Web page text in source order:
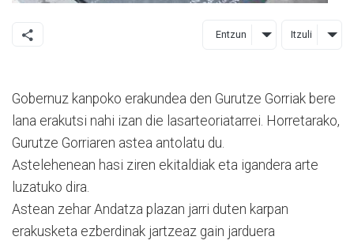
Entzun Itzuli
Gobernuz kanpoko erakundea den Gurutze Gorriak bere
lana erakutsi nahi izan die lasarteoriatarrei. Horretarako,
Gurutze Gorriaren astea antolatu du.
Astelehenean hasi ziren ekitaldiak eta igandera arte
luzatuko dira.
Astean zehar Andatza plazan jarri duten karpan
erakusketa ezberdinak jartzeaz gain jarduera